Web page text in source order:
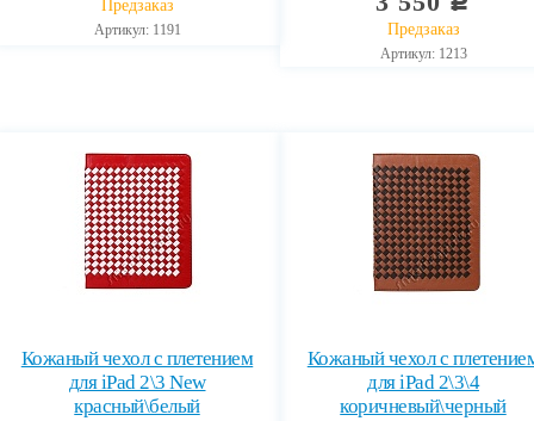
Предзаказ
Артикул: 1191 Предзаказ
Артикул: 1213
Кожаный чехол с плетением
для iPad 2\3 New
красный\белый
Кожаный чехол с
для iPad 2\3\4
коричневый\черный